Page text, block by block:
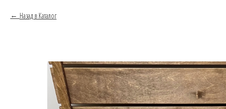
Назад в Каталог